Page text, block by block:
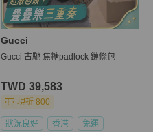
Gucci
Gucci 古馳 焦糖padlock 鏈條包
TWD 39,583
現折 800
狀況良好 香港 免運